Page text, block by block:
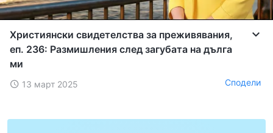
Християнски свидетелства за преживявания,
еп. 236: Размишления след загубата на дълга
ми
13 март 2025 Сподели